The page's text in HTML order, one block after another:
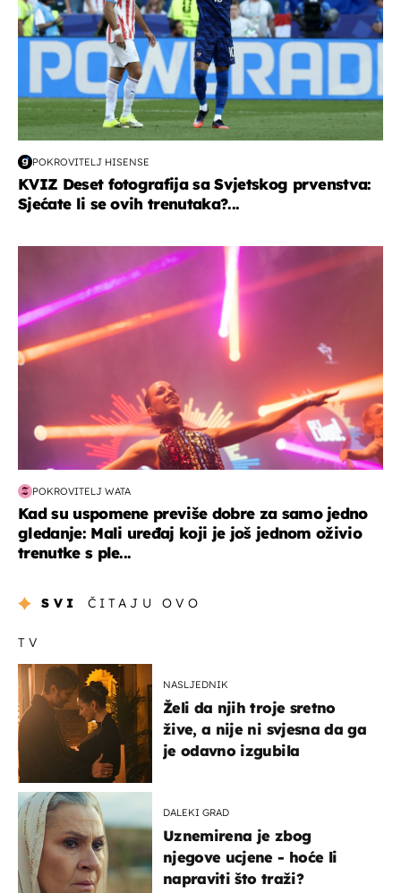
POKROVITELJ HISENSE
KVIZ Deset fotografija sa Svjetskog prvenstva:
Sjećate li se ovih trenutaka?...
POKROVITELJ WATA
Kad su uspomene previše dobre za samo jedno
gledanje: Mali uređaj koji je još jednom oživio
trenutke s ple...
SVI ČITAJU OVO
TV
NASLJEDNIK
Želi da njih troje sretno
žive, a nije ni svjesna da ga
je odavno izgubila
DALEKI GRAD
Uznemirena je zbog
njegove ucjene - hoće li
napraviti što traži?